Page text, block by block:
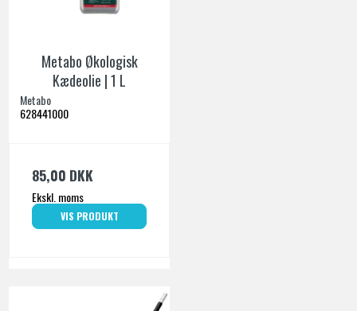
Metabo Økologisk
Kædeolie | 1 L
Metabo
628441000
85,00 DKK
Ekskl. moms
VIS PRODUKT